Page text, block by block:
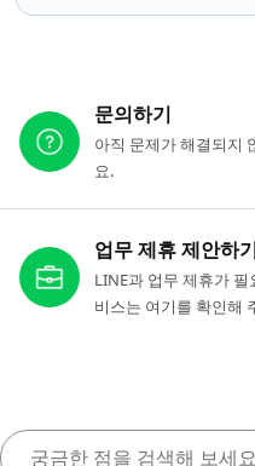
문의하기
아직 문제가 해결되지
요.
업무 제휴 제안하
LINE과 업무 제휴가
비스는 여기를 확인해